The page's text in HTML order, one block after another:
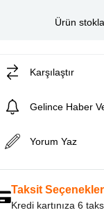
Ürün
Karşılaştır
Gelince Haber
Yorum Yaz
Taksit
Kredi kartınıza 6